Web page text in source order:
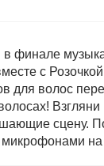
в финале
с
для волос
сцену.
микрофонами